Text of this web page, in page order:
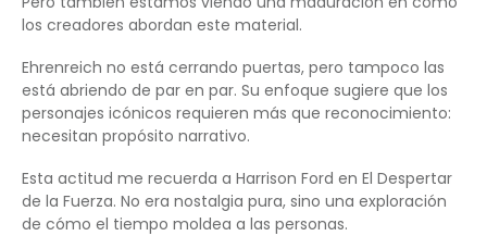
los creadores abordan este material.
Ehrenreich no está cerrando puertas, pero tampoco las
está abriendo de par en par. Su enfoque sugiere que los
personajes icónicos requieren más que reconocimiento:
necesitan propósito narrativo.
Esta actitud me recuerda a Harrison Ford en El Despertar
de la Fuerza. No era nostalgia pura, sino una exploración
de cómo el tiempo moldea a las personas.